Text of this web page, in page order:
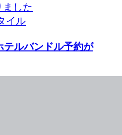
した
イル
ルバンドル予約が